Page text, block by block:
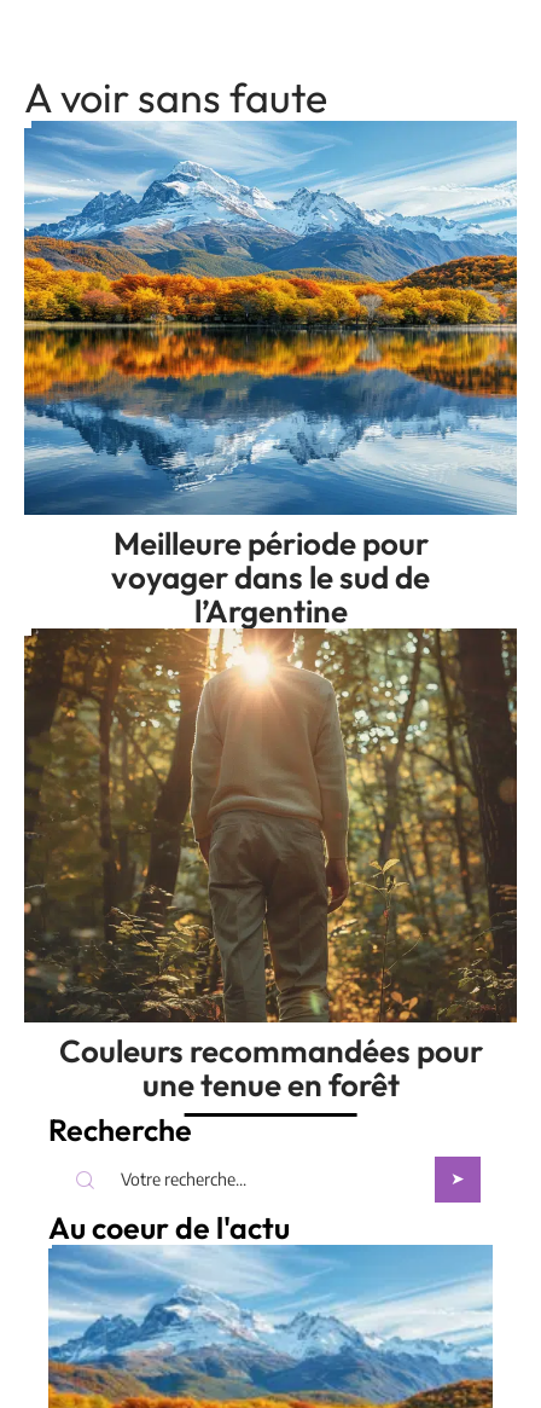
A voir sans faute
Meilleure période pour
voyager dans le sud de
l’Argentine
Couleurs recommandées pour
une tenue en forêt
Recherche
Au coeur de l'actu